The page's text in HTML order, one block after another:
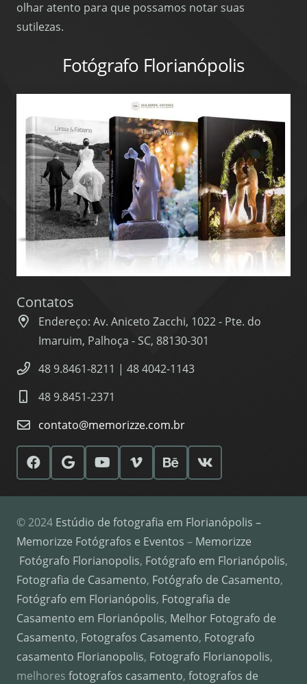
olhar atento para que possamos notar suas
sutilezas.
Fotógrafo Florianópolis
Contatos
Endereço: Av. Aniceto Zacchi, 1022 - Pte. do
Imaruim, Palhoça - SC, 88130-301
48 9.8461-8211 | 48 4042-1143
48 9.8451-2371
contato@memorizze.com.br
© 2024 Estúdio de fotografia em Florianópolis –
Memorizze Fotógrafos e Eventos – Memorizze
Fotógrafo Florianopolis, Fotógrafo em Florianópolis,
Fotografia de Casamento, Fotógrafo de Casamento,
Fotógrafo em Florianópolis, Fotografia de
Casamento em Florianópolis, Melhor Fotografo de
Casamento, Fotografos Casamento, Fotografo
casamento Florianopolis, Fotografo Florianopolis,
melhores fotografos casamento, fotografos de